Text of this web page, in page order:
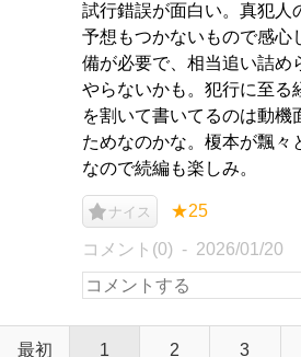
試行錯誤が面白い。真犯人
予想もつかないもので感心
備が必要で、相当追い詰め
やらないかも。犯行に至る
を割いて書いてるのは動機
ためなのかな。榎本が飄々
なので続編も楽しみ。
ナイス ★25
コメント(0) 2026/01/20
最初 1 2 3